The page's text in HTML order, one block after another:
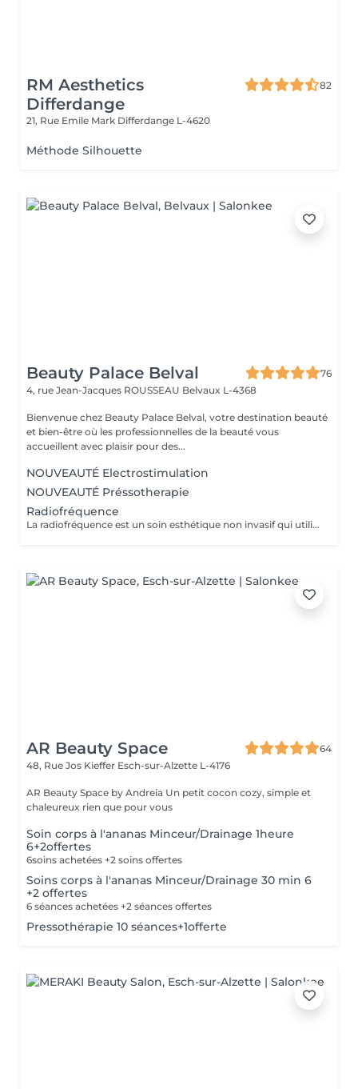
RM Aesthetics
Differdange
82
21, Rue Emile Mark Differdange L-4620
Méthode Silhouette
Beauty Palace Belval
76
4, rue Jean-Jacques ROUSSEAU Belvaux L-4368
Bienvenue chez Beauty Palace Belval, votre destination beauté
et bien-être où les professionnelles de la beauté vous
accueillent avec plaisir pour des...
NOUVEAUTÉ Electrostimulation
NOUVEAUTÉ Préssotherapie
Radiofréquence
La radiofréquence est un soin esthétique non invasif qui utilise des ondes électromagnétiques pour chauffer en profondeur les tissus cutanés. Cette chaleur stimule la production naturelle de collagène et d'élastine, ce qui raffermit la peau et améliore son élasticité. Objectifs: effet tenseur immédiat, raffermissement des zones relâchées (visage, cou, décolleté, bras, ventre, cuisses...) Soin indolore, résultats progressifs et naturels. Recommandations: une cure de plusieurs séances est conseillée pour un résultat durable, accompagnée d'un entretien régulier.
AR Beauty Space
64
48, Rue Jos Kieffer Esch-sur-Alzette L-4176
AR Beauty Space by Andreia Un petit cocon cozy, simple et
chaleureux rien que pour vous
Soin corps à l'ananas Minceur/Drainage 1heure
6+2offertes
6soins achetées +2 soins offertes
Soins corps à l'ananas Minceur/Drainage 30 min 6
+2 offertes
6 séances achetées +2 séances offertes
Pressothérapie 10 séances+1offerte